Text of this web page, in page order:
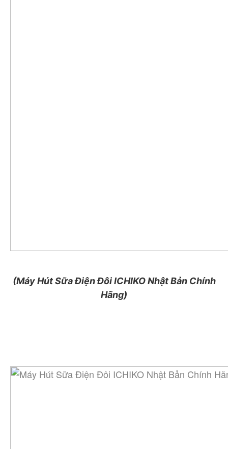
(Máy Hút Sữa Điện Đôi ICHIKO Nhật Bản Chính
Hãng)